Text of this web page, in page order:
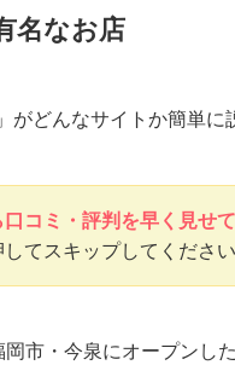
名なお店
がどんなサイトか簡単に
口コミ・評判を早く見せて
てスキップしてください
市・今泉にオープンし